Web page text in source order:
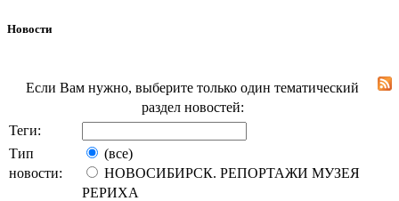
Новости
Если Вам нужно, выберите только один тематический
раздел новостей:
Теги:
Тип
новости:
(все)
НОВОСИБИРСК. РЕПОРТАЖИ МУЗЕЯ
РЕРИХА